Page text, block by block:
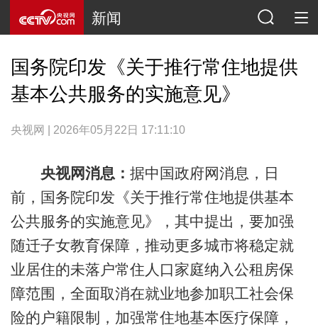
新闻
国务院印发《关于推行常住地提供
基本公共服务的实施意见》
央视网 | 2026年05月22日 17:11:10
央视网消息： 据中国政府网消息，日
前，国务院印发《关于推行常住地提供基本
公共服务的实施意见》，其中提出，要加强
随迁子女教育保障，推动更多城市将稳定就
业居住的未落户常住人口家庭纳入公租房保
障范围，全面取消在就业地参加职工社会保
险的户籍限制，加强常住地基本医疗保障，